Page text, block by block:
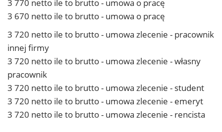
3 770 netto ile to brutto - umowa o pracę
3 670 netto ile to brutto - umowa o pracę
3 720 netto ile to brutto - umowa zlecenie - pracownik
innej firmy
3 720 netto ile to brutto - umowa zlecenie - własny
pracownik
3 720 netto ile to brutto - umowa zlecenie - student
3 720 netto ile to brutto - umowa zlecenie - emeryt
3 720 netto ile to brutto - umowa zlecenie - rencista